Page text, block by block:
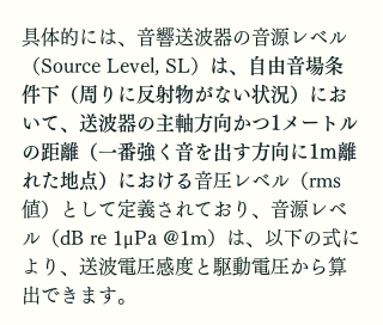
具体的には、音響送波器の音源レベル
（Source Level, SL）
は、自由音場条
件下（周りに反射物がない状況）にお
いて、送波器の主軸方向かつ1メートル
の距離（一番強く音を出す方向に1m離
れた地点）における音圧レベル（rms
値）として定義されており、音源レベ
ル（dB re 1μPa @1m）は、以下の式に
より、送波電圧感度と駆動電圧から算
出できます。